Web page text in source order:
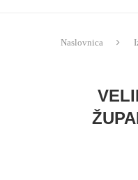
Naslovnica